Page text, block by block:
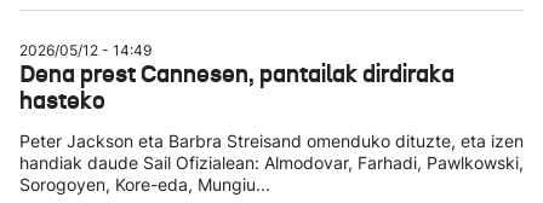
2026/05/12 - 14:49
Dena prest Cannesen, pantailak dirdiraka
hasteko
Peter Jackson eta Barbra Streisand omenduko dituzte, eta izen
handiak daude Sail Ofizialean: Almodovar, Farhadi, Pawlkowski,
Sorogoyen, Kore-eda, Mungiu...